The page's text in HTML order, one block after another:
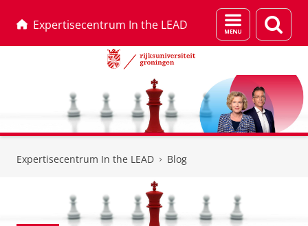
Expertisecentrum In the LEAD
Menu
en
Expertisecentrum In the LEAD Blog